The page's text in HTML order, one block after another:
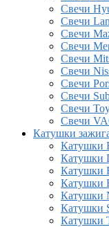
Свечи
Свечи
Свечи
Свечи
Свечи
Свечи
Свечи
Свечи
Свечи
Свечи
Катушки
Катушки
Катушки
Катушки
Катушки
Катушки
Катушки
Катушки